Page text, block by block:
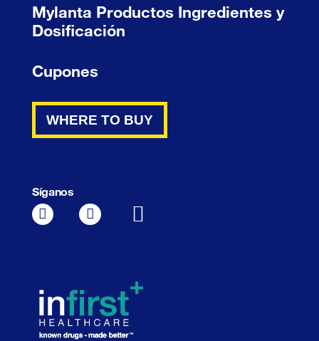
Mylanta Productos Ingredientes y
Dosificación
Cupones
WHERE TO BUY
Síganos